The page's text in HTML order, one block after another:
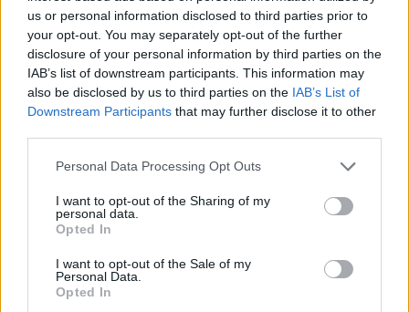
us or personal information disclosed to third parties prior to
your opt-out. You may separately opt-out of the further
disclosure of your personal information by third parties on the
IAB’s list of downstream participants. This information may
also be disclosed by us to third parties on the IAB’s List of
Downstream Participants that may further disclose it to other
Personal Data Processing Opt Outs
I want to opt-out of the Sharing of my
personal data.
Opted In
I want to opt-out of the Sale of my
Personal Data.
Opted In
Hyökkääjät:
Borgström Henrik, HV71
Haapala Henrik, Malmö Redhawks
Ikonen Joona, Malmö Redhawks
Kapanen Oliver, Timrå IK
Kossila Kalle, Örebro HK
Merelä Waltteri, SC Bern
Nurmi Markus, Luleå HF
Pesonen Harri, SCL Tigers
Puistola Patrik, Örebro HK